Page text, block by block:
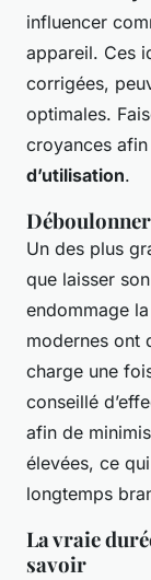
influencer
appareil. Ces
corrigées,
optimales.
croyances afin
d’utilisation.
Un des plus
que laisser
endommage
modernes ont
charge une
conseillé
afin de
élevées, ce
longtemps
La vraie
savoir